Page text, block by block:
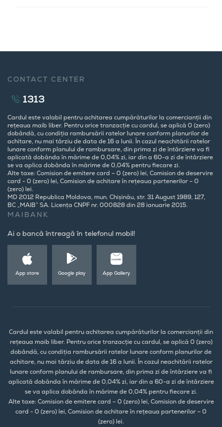
CONTACT CENTER
1313
Cardul este valabil pentru achitarea cumpărăturilor la comercianții din
rețeaua maib liber. Pentru orice tranzacție cu cardul, se aplică 0 (zero)
dobândă, cu condiția rambursării ratelor lunare conform planurilor de
achitare, nu mai târziu de data de 16 a lunii. În cazul neachitării ratelor
lunare conform planului de rambursare, din prima zi de întârziere va fi
aplicată dobânda în mărime de 0,04% zi, iar din a 60-a zi de întârziere
se va aplica dobânda în mărime de 0,04% pentru fiecare zi.
Alte taxe: Comision de emitere card – 0 (zero) lei, Comision de deservire
card - 0 (zero) lei, Comision de achitare în rețeaua partenerilor – 0
(zero) lei.
MD 2012 Republica Moldova, mun. Chișinău, str. 31 August 1989, 127,
BC „MAIB” SA. Licența CNPF nr. 000828 din 28 ianuarie 2015.
MAIBANK
Ai o bancă întreagă în telefonul mobil!
App store Google play App Gallery
Cardul este valabil pentru achitarea cumpărăturilor la comercianții din
rețeaua maib liber. Pentru orice tranzacție cu cardul, se aplică 0 (zero)
dobândă, cu condiția rambursării ratelor lunare conform planurilor de
achitare, nu mai târziu de data de 16 a lunii. În cazul neachitării ratelor
lunare conform planului de rambursare, din prima zi de întârziere va fi
aplicată dobânda în mărime de 0,04% zi, iar din a 60-a zi de întârziere
se va aplica dobânda în mărime de 0,04% pentru fiecare zi.
Alte taxe: Comision de emitere card – 0 (zero) lei, Comision de deservire
card - 0 (zero) lei, Comision de achitare în rețeaua partenerilor – 0
(zero) lei.